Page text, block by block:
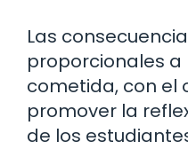
Las
proporcionales a
cometida, con el
promover la
de los